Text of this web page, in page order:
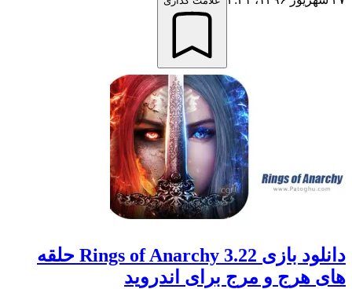
دانلود بازی Rings of Anarchy 3.22 حلقه
و مرج برای اندروید